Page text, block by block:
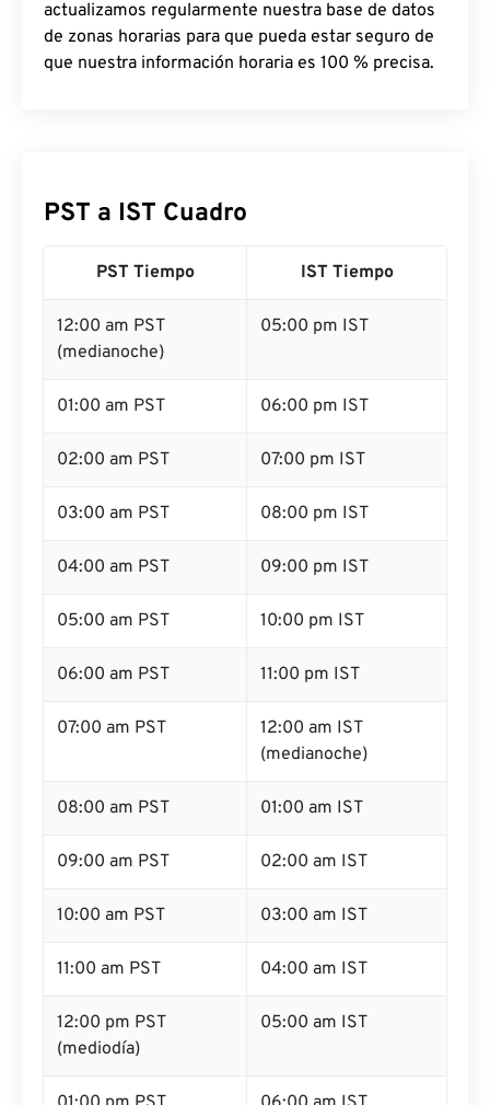
actualizamos regularmente nuestra base de datos
de zonas horarias para que pueda estar seguro de
que nuestra información horaria es 100 % precisa.
PST a IST Cuadro
PST Tiempo IST Tiempo
12:00 am PST
(medianoche)
05:00 pm IST
01:00 am PST 06:00 pm IST
02:00 am PST 07:00 pm IST
03:00 am PST 08:00 pm IST
04:00 am PST 09:00 pm IST
05:00 am PST 10:00 pm IST
06:00 am PST 11:00 pm IST
07:00 am PST
12:00 am IST
(medianoche)
08:00 am PST 01:00 am IST
09:00 am PST 02:00 am IST
10:00 am PST 03:00 am IST
11:00 am PST 04:00 am IST
12:00 pm PST
(mediodía)
05:00 am IST